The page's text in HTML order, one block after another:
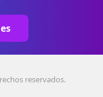
reservados.